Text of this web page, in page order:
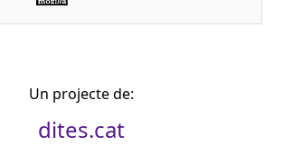
Un projecte de:
dites.cat